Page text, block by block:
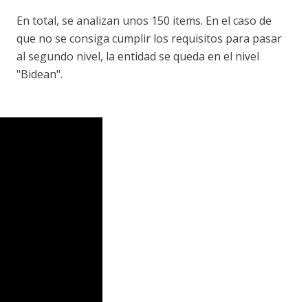
En total, se analizan unos 150 items. En el caso de
que no se consiga cumplir los requisitos para pasar
al segundo nivel, la entidad se queda en el nivel
"Bidean".